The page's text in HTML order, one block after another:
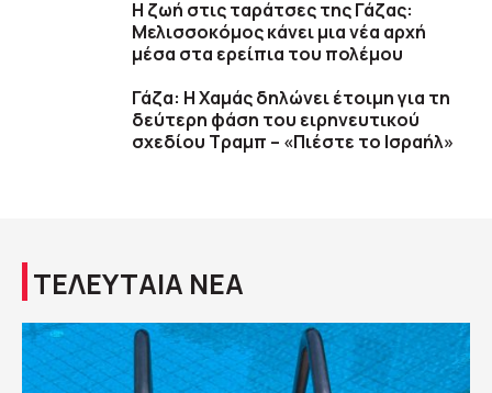
Η ζωή στις ταράτσες της Γάζας:
Μελισσοκόμος κάνει μια νέα αρχή
μέσα στα ερείπια του πολέμου
Γάζα: Η Χαμάς δηλώνει έτοιμη για τη
δεύτερη φάση του ειρηνευτικού
σχεδίου Τραμπ – «Πιέστε το Ισραήλ»
ΤΕΛΕΥΤΑΙΑ ΝΕΑ